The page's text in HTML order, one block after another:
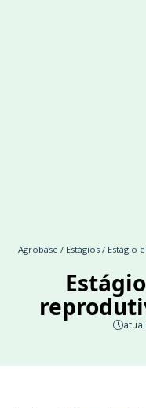
Agrobase / Estágios / Estágio